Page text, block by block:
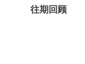
往期回顾